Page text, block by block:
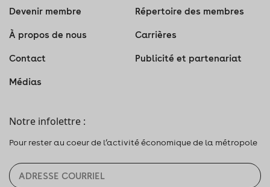
Devenir membre Répertoire des membres
À propos de nous Carrières
Contact Publicité et partenariat
Médias
Notre infolettre :
Pour rester au coeur de l’activité économique de la métropole